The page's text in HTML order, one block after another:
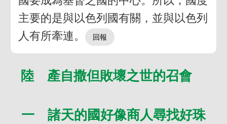
主要的是與以色列國有關，並與以色列
人有所牽連。
陸 產自撒但敗壞之世的召會
一 諸天的國好像商人尋找好珠